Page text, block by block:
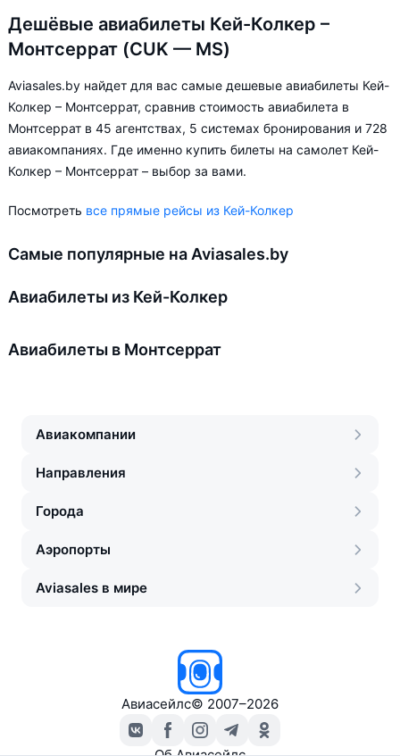
Дешёвые авиабилеты Кей-Колкер –
Монтсеррат (CUK — MS)
Aviasales.by найдет для вас самые дешевые авиабилеты Кей-
Колкер – Монтсеррат, сравнив стоимость авиабилета в
Монтсеррат в 45 агентствах, 5 системах бронирования и 728
авиакомпаниях. Где именно купить билеты на самолет Кей-
Колкер – Монтсеррат – выбор за вами.
Посмотреть все прямые рейсы из Кей-Колкер
Самые популярные на Aviasales.by
Авиабилеты из Кей-Колкер
Авиабилеты в Монтсеррат
Авиакомпании
Направления
Города
Аэропорты
Aviasales в мире
Авиасейлс© 2007–2026